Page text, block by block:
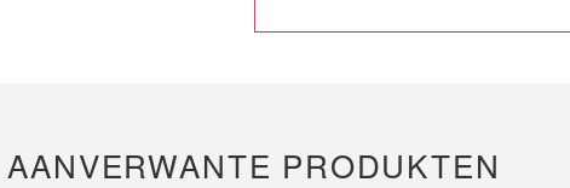
AANVERWANTE PRODUKTEN